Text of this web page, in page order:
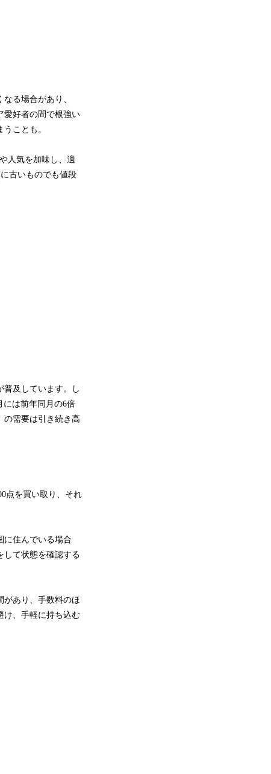
る場合があり、
愛好者の間で根強い
ことも。
人気を加味し、適
古いものでも値段
普及しています。し
には前年同月の6倍
の需要は引き続き高
点を買い取り、それ
に住んでいる場合
して状態を確認する
があり、手数料のほ
け、手軽に持ち込む